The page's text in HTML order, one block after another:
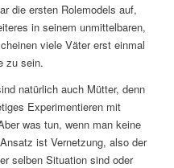
die ersten Rolemodels auf,
in seinem unmittelbaren,
viele Väter erst einmal
zu sein.
natürlich auch Mütter, denn
Experimentieren mit
was tun, wenn man keine
ist Vernetzung, also der
selben Situation sind oder